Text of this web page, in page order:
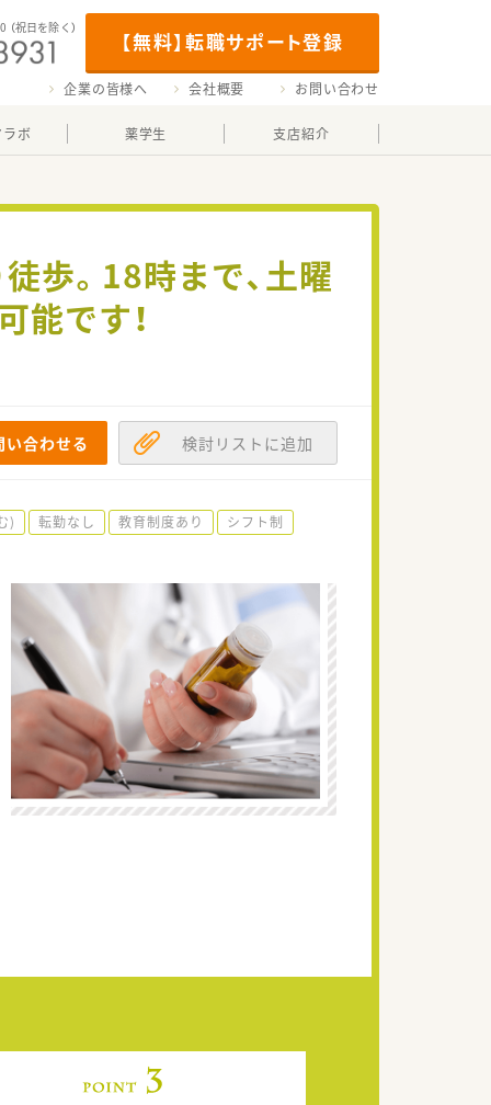
【無料】転職サポート登録
（祝日を除く）
企業の皆様へ 会社概要 お問い合わせ
ボ 薬学生 支店紹介
歩。18時まで、土曜
能です！
合わせる 検討リストに追加
) 転勤なし 教育制度あり シフト制